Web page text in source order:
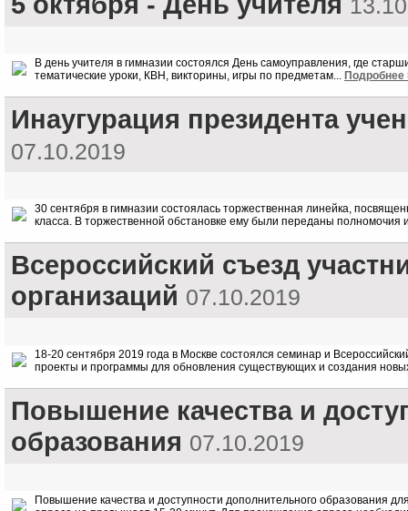
В день учителя в гимназии состоялся День самоуправления, где
тематические уроки, КВН, викторины, игры по предметам... Подробнее
Инаугурация президента
07.10.2019
30 сентября в гимназии состоялась торжественная линейка,
класса. В торжественной обстановке ему были переданы полномочия
Всероссийский съезд
организаций 07.10.2019
18-20 сентября 2019 года в Москве состоялся семинар и
проекты и программы для обновления существующих и создания
Повышение качества и
образования 07.10.2019
Повышение качества и доступности дополнительного образования